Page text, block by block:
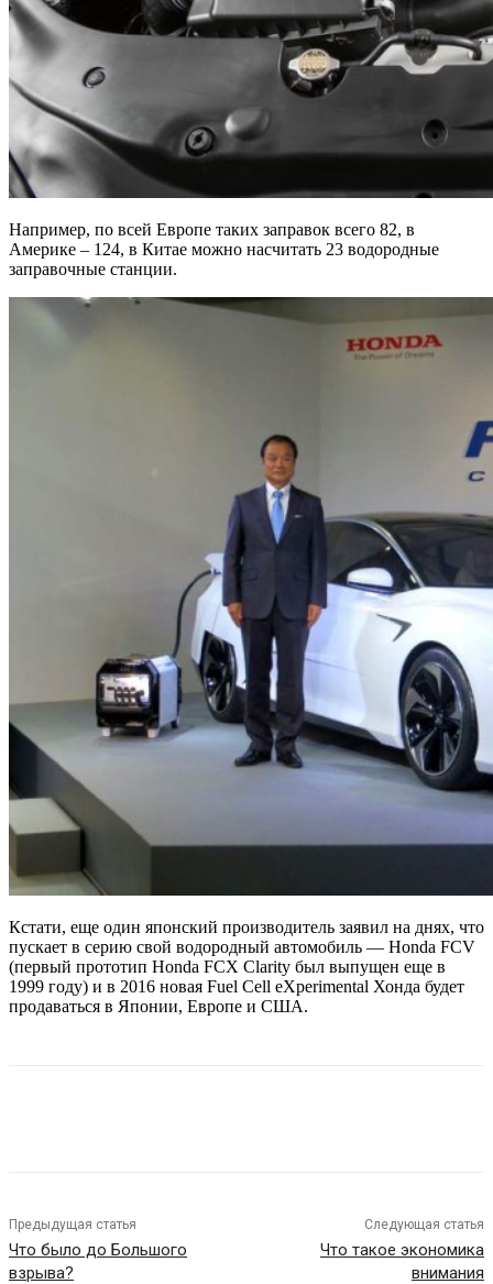
Например, по всей Европе таких заправок всего 82, в
Америке – 124, в Китае можно насчитать 23 водородные
заправочные станции.
Кстати, еще один японский производитель заявил на днях, что
пускает в серию свой водородный автомобиль — Honda FCV
(первый прототип Honda FCX Clarity был выпущен еще в
1999 году) и в 2016 новая Fuel Cell eXperimental Хонда будет
продаваться в Японии, Европе и США.
Предыдущая статья
Что было до Большого
взрыва?
Следующая статья
Что такое экономика
внимания